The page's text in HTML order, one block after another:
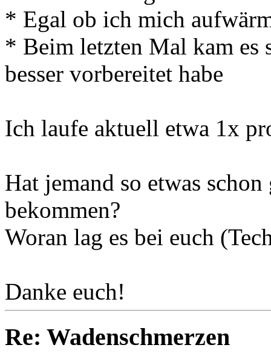
* Egal ob ich mich
* Beim letzten Mal kam es
besser vorbereitet habe
Ich laufe aktuell etwa 1x
Hat jemand so etwas
bekommen?
Woran lag es bei euch
Danke euch!
Re: Wadenschmerzen